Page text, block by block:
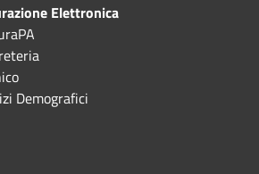
Elettronica
Demografici